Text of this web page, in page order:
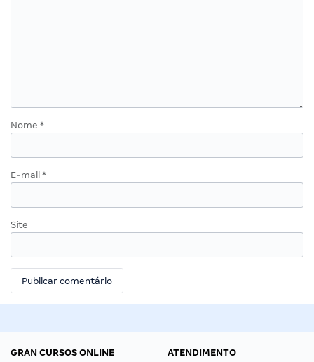
Nome *
E-mail *
Site
GRAN CURSOS ONLINE
ATENDIMENTO